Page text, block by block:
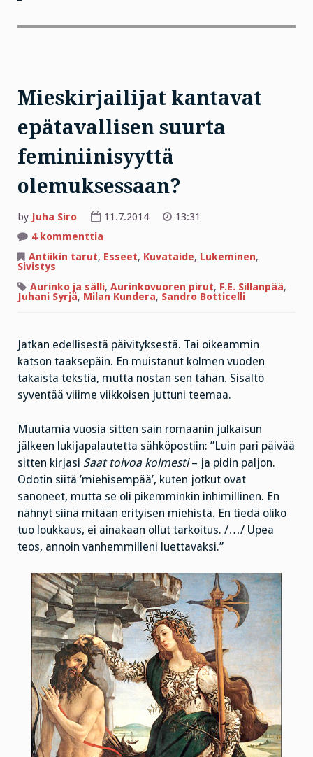
Mieskirjailijat kantavat
epätavallisen suurta
feminiinisyyttä
olemuksessaan?
by Juha Siro 11.7.2014
13:31
4 kommenttia
kantavat
epätavallisen
feminiinisyyttä
olemuksessaan?
Antiikin tarut, Esseet, Kuvataide, Lukeminen,
Sivistys
Aurinko ja sälli, Aurinkovuoren pirut, F.E. Sillanpää,
Juhani Syrjä, Milan Kundera, Sandro Botticelli
Jatkan edellisestä päivityksestä. Tai oikeammin
katson taaksepäin. En muistanut kolmen vuoden
takaista tekstiä, mutta nostan sen tähän. Sisältö
syventää viiime viikkoisen juttuni teemaa.
Muutamia vuosia sitten sain romaanin julkaisun
jälkeen lukijapalautetta sähköpostiin: ”Luin pari päivää
sitten kirjasi Saat toivoa kolmesti– ja pidin paljon.
Odotin siitä ’miehisempää’, kuten jotkut ovat
sanoneet, mutta se oli pikemminkin inhimillinen. En
nähnyt siinä mitään erityisen miehistä. En tiedä oliko
tuo loukkaus, ei ainakaan ollut tarkoitus. /…/ Upea
teos, annoin vanhemmilleni luettavaksi.”